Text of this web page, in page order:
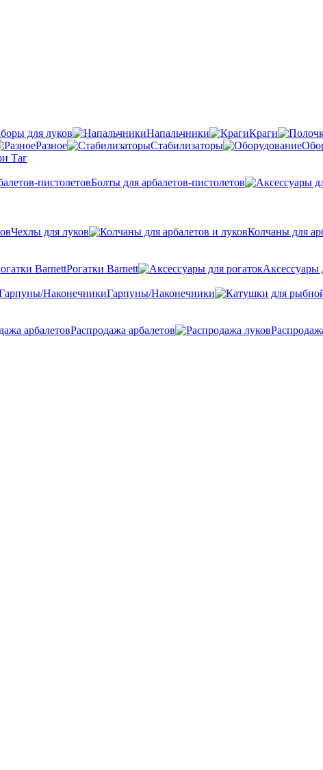
для луков Напальчники Краги
Разное Стабилизаторы
Таг
Болты для арбалетов-пистолетов
Чехлы для луков Колчаны для
Рогатки Barnett Аксессуары
Гарпуны/Наконечники
Распродажа арбалетов